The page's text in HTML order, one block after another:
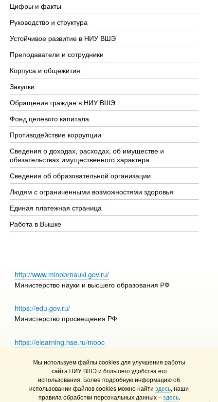
Мы используем файлы cookies для улучшения работы
сайта НИУ ВШЭ и большего удобства его
использования. Более подробную информацию об
использовании файлов cookies можно найти здесь, наши
правила обработки персональных данных –здесь.
Цифры и факты
Руководство и структура
Устойчивое развитие в НИУ ВШЭ
Преподаватели и сотрудники
Корпуса и общежития
Закупки
Обращения граждан в НИУ ВШЭ
Фонд целевого капитала
Противодействие коррупции
Сведения о доходах, расходах, об имуществе и
обязательствах имущественного характера
Сведения об образовательной организации
Людям с ограниченными возможностями здоровья
Единая платежная страница
Работа в Вышке
http://www.minobrnauki.gov.ru/
Министерство науки и высшего образования РФ
https://edu.gov.ru/
Министерство просвещения РФ
https://elearning.hse.ru/mooc
© НИУ ВШЭ 1993–2026
Адреса и контакты